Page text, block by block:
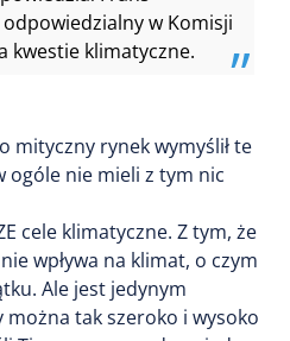
w Komisji
kwestie klimatyczne.
mityczny rynek wymyślił te
ogóle nie mieli z tym nic
cele klimatyczne. Z tym, że
wpływa na klimat, o czym
Ale jest jedynym
tak szeroko i wysoko